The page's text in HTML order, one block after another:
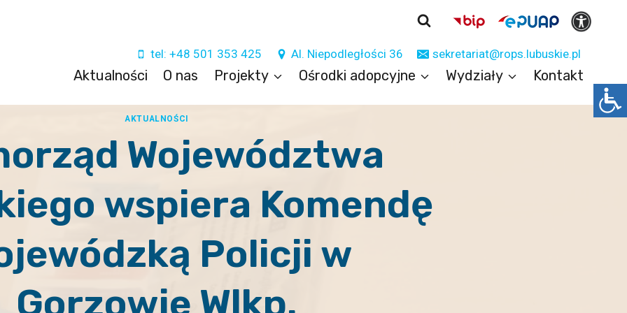
tel: +48 501 353 425 Al. Niepodległości 36 sekretariat@rops.lubuskie.pl
Aktualności O nas Projekty Ośrodki adopcyjne Wydziały Kontakt
AKTUALNOŚCI
Województwa
wspiera Komendę
Policji w
Gorzowie Wlkp.